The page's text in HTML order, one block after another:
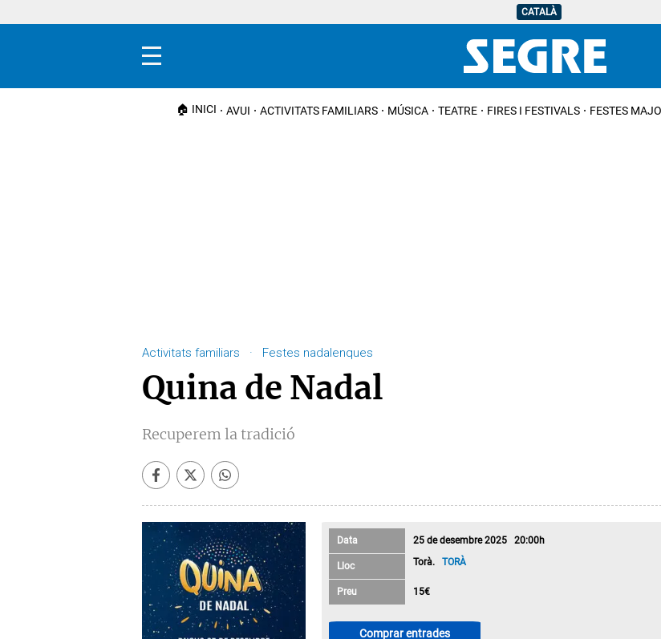
CATALÀ
Menú
🏠 INICI AVUI ACTIVITATS FAMILIARS MÚSICA TEATRE FIRES I FESTIVALS FESTES
Activitats familiars · Festes nadalenques
Quina de Nadal
Recuperem la tradició
Data 25 de desembre 2025 20:00h
Lloc Torà. TORÀ
Preu 15€
Comprar entrades